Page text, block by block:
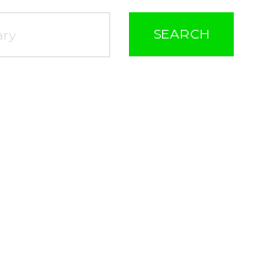
SEARCH